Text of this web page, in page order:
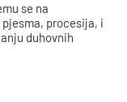
se na
procesija, i
duhovnih